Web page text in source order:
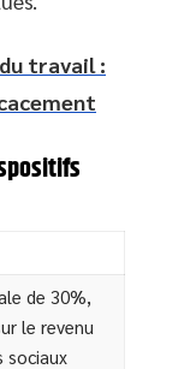
travail :
de 30%,
le revenu
sociaux